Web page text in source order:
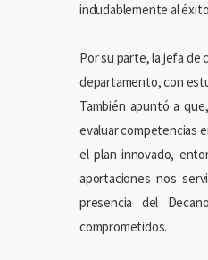
indudablemente al
Por su parte, la jefa de
departamento, con
También apuntó a
evaluar competencias
el plan innovado,
aportaciones nos
presencia del
comprometidos.